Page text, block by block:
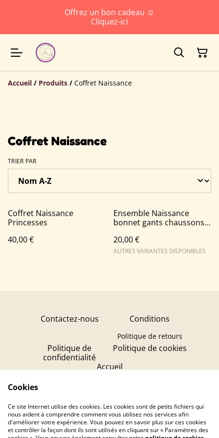
Offrez un bon cadeau ☺️
Cliquez-ici
Accueil / Produits / Coffret Naissance
Coffret Naissance
TRIER PAR
Coffret Naissance
Princesses
40,00 €
Ensemble Naissance
bonnet gants chaussons
Réversible et Confort
Total ! 🌟
20,00 €
AUTRES VARIANTES DISPONIBLES
Contactez-nous Conditions
Politique de retours
Politique de
confidentialité
Politique de cookies
Accueil
Flor'alp! Cosmétiques
Cookies
Ce site Internet utilise des cookies. Les cookies sont de petits fichiers qui
nous aident à comprendre comment vous utilisez nos services afin
d'améliorer votre expérience. Vous pouvez en savoir plus sur ces cookies
et contrôler la façon dont ils sont utilisés en cliquant sur « Paramètres des